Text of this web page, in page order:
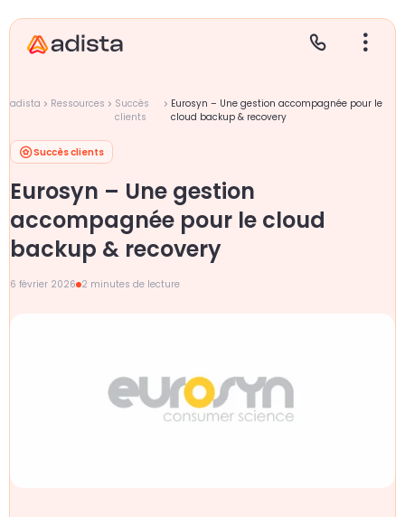
adista Ressources
Succès
clients
Eurosyn – Une gestion accompagnée pour le
cloud backup & recovery
Succès clients
Eurosyn – Une gestion
accompagnée pour le cloud
backup & recovery
6 février 2026 2 minutes de lecture